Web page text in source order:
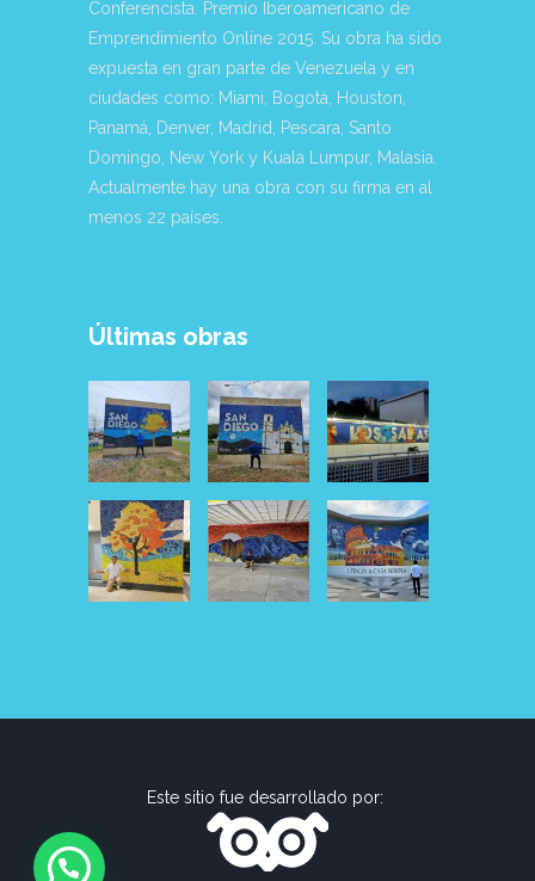
Conferencista. Premio Iberoamericano de
Emprendimiento Online 2015. Su obra ha sido
expuesta en gran parte de Venezuela y en
ciudades como: Miami, Bogotá, Houston,
Panamá, Denver, Madrid, Pescara, Santo
Domingo, New York y Kuala Lumpur, Malasia.
Actualmente hay una obra con su firma en al
menos 22 países.
Últimas obras
Este sitio fue desarrollado por: